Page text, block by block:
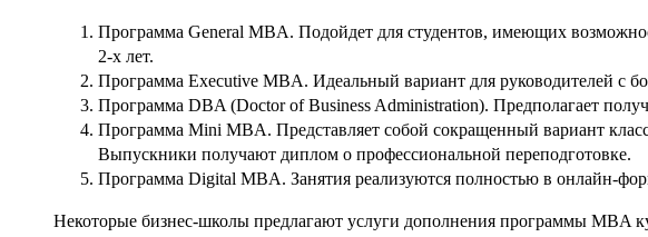
Программа General MBA. Подойдет для студентов, имеющих
2-х лет.
Программа Executive MBA. Идеальный вариант для руководителей с
Программа DBA (Doctor of Business Administration). Предполагает
Программа Mini MBA. Представляет собой сокращенный вариант
Выпускники получают диплом о профессиональной переподготовке.
Программа Digital MBA. Занятия реализуются полностью в онлайн-
Некоторые бизнес-школы предлагают услуги дополнения программы MBA